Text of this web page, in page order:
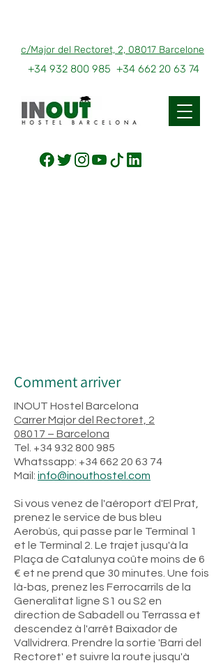
c/Major del Rectoret, 2, 08017 Barcelone
+34 932 800 985 +34 662 20 63 74
Comment arriver
INOUT Hostel Barcelona
Carrer Major del Rectoret, 2
08017 – Barcelona
Tel. +34 932 800 985
Whatssapp: +34 662 20 63 74
Mail: info@inouthostel.com
Si vous venez de l'aéroport d'El Prat,
prenez le service de bus bleu
Aerobús, qui passe par le Terminal 1
et le Terminal 2. Le trajet jusqu'à la
Plaça de Catalunya coûte moins de 6
€ et ne prend que 30 minutes. Une fois
là-bas, prenez les Ferrocarrils de la
Generalitat ligne S1 ou S2 en
direction de Sabadell ou Terrassa et
descendez à l'arrêt Baixador de
Vallvidrera. Prendre la sortie 'Barri del
Rectoret' et suivre la route jusqu'à